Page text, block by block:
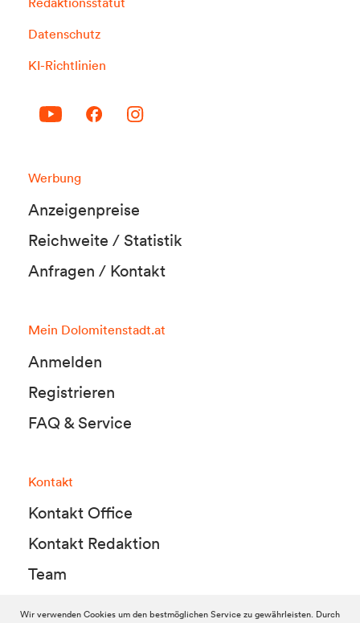
Datenschutz
KI-Richtlinien
Werbung
Anzeigenpreise
Reichweite / Statistik
Anfragen / Kontakt
Mein Dolomitenstadt.at
Anmelden
Registrieren
FAQ & Service
Kontakt
Kontakt Office
Kontakt Redaktion
Team
Wir verwenden Cookies um den bestmöglichen Service zu gewährleisten. Durch